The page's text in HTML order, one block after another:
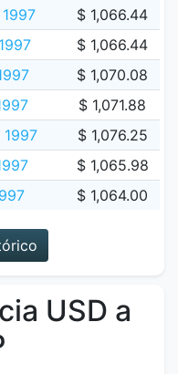
$ 1,066.44
$ 1,066.44
$ 1,070.08
$ 1,071.88
$ 1,076.25
$ 1,065.98
$ 1,064.00
USD a